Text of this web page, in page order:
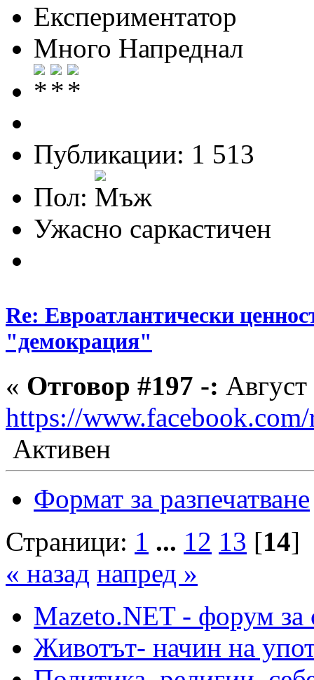
Експериментатор
Много Напреднал
Публикации: 1 513
Пол:
Ужасно саркастичен
Re: Евроатлантически
"демокрация"
« Отговор #197 -:
https://
Активен
Формат за разпечатване
Страници: 1 ... 12 13 [14]
« назад напред »
Mazeto.NET - форум за
Животът- начин на